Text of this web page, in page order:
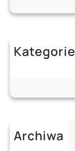
Kategorie
Aktualności
Archiwa